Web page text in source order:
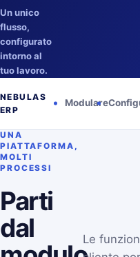
Un unico
flusso,
configurato
intorno al
tuo lavoro.
NEBULAS
ERP
Modulare
UNA
PIATTAFORMA,
MOLTI
PROCESSI
Parti
dal
Le